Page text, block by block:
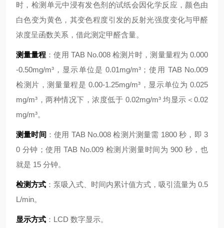
时，检测单元中浸有发色剂的试纸会因化学反应，颜色由
白色变为黄色，其变色程度引发的反射光强度变化与甲醛
浓度呈函数关系，借此测定甲醛含量。
测量量程 ：使用 TAB No.008 检测片时，测量量程为 0.000
-0.50mg/m³，显示单位是 0.01mg/m³；使用 TAB No.009
检测片，测量量程是 0.00-1.25mg/m³，显示单位为 0.025
mg/m³，两种情况下，浓度低于 0.02mg/m³ 均显示＜0.02
mg/m³。
测量时间 ：使用 TAB No.008 检测片测量需 1800 秒，即 3
0 分钟；使用 TAB No.009 检测片测量时间为 900 秒，也
就是 15 分钟。
检测方式 ：泵吸入式、时间内累计值方式，吸引流量为 0.5
L/min。
显示方式 ：LCD 数字显示。